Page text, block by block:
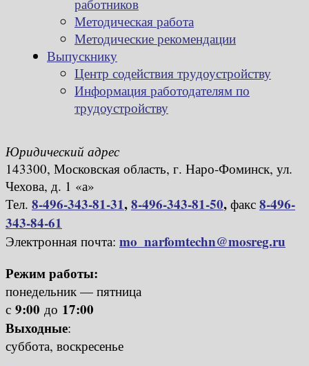
работников
Методическая работа
Методические рекомендации
Выпускнику
Центр содействия трудоустройству
Информация работодателям по
трудоустройству
Юридический адрес
143300, Московская область, г. Наро-Фоминск, ул.
Чехова, д. 1 «а»
Тел. 8-496-343-81-31,8-496-343-81-50, факс 8-496-
343-84-61
Электронная почта: mo_narfomtechn@mosreg.ru
Режим работы:
понедельник — пятница
с 9:00 до 17:00
Выходные:
суббота, воскресенье